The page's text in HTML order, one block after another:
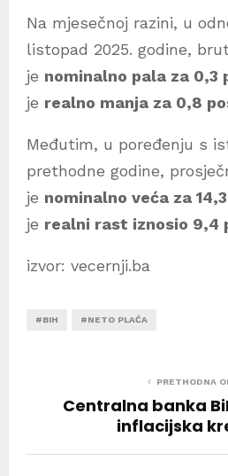
Na mjesečnoj razini, u
listopad 2025. godine,
je nominalno pala za 0,3
je realno manja za 0,8
Međutim, u poređenju s
prethodne godine,
je nominalno veća za
je realni rast iznosio 9,4
izvor: vecernji.ba
#BIH #NETO PLAĆA
PRETHODNA
Centralna banka
inflacijska